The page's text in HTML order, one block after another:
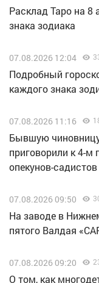
Расклад Таро на 8
знака зодиака
07.08.2026 12:04
Подробный
каждого знака
07.08.2026 11:16
Бывшую
приговорили к 4-м
опекунов-садистов
07.08.2026 09:50
Н️а заводе в
пятого Валдая
07.08.2026 09:20
О том, как